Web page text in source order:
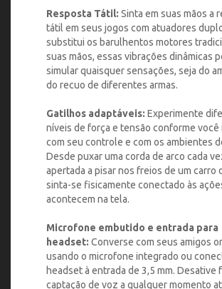
Resposta Tátil: Sinta em suas mãos a
tátil em seus jogos com atuadores
substitui os barulhentos motores
suas mãos, essas vibrações dinâmicas
simular quaisquer sensações, seja do
do recuo de diferentes armas.
Gatilhos adaptáveis: Experimente
níveis de força e tensão conforme você
com seu controle e com os ambientes
Desde puxar uma corda de arco cada
apertada a pisar nos freios de um carro
sinta-se fisicamente conectado às
acontecem na tela.
Microfone embutido e entrada para
headset: Converse com seus amigos
usando o microfone integrado ou
headset à entrada de 3,5 mm. Desative
captação de voz a qualquer momento